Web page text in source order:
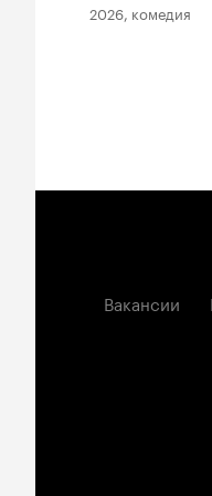
2026, комедия
Вакансии